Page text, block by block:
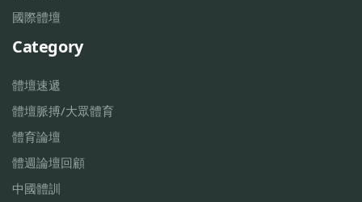
國際體壇
Category
體壇速遞
體壇脈搏/大眾體育
體育論壇
體週論壇回顧
中國體訓